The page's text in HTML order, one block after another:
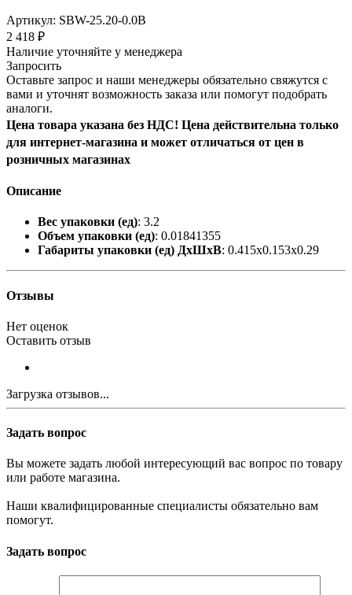
Артикул: SBW-25.20-0.0B
2 418 ₽
Наличие уточняйте у менеджера
Запросить
Оставьте запрос и наши менеджеры обязательно свяжутся с
вами и уточнят возможность заказа или помогут подобрать
аналоги.
Цена товара указана без НДС! Цена действительна только
для интернет-магазина и может отличаться от цен в
розничных магазинах
Описание
Вес упаковки (ед): 3.2
Объем упаковки (ед): 0.01841355
Габариты упаковки (ед) ДхШхВ: 0.415x0.153x0.29
Отзывы
Нет оценок
Оставить отзыв
Загрузка отзывов...
Задать вопрос
Вы можете задать любой интересующий вас вопрос по товару
или работе магазина.
Наши квалифицированные специалисты обязательно вам
помогут.
Задать вопрос